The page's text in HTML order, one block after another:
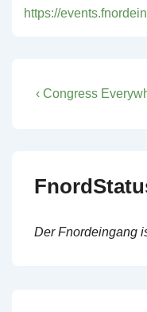
https://
Post
Previous
‹ Congress
Der Fnordeingang